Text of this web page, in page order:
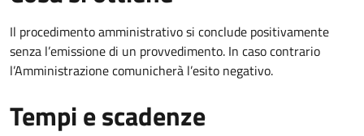
Il procedimento amministrativo si conclude positivamente
senza l’emissione di un provvedimento. In caso contrario
l’Amministrazione comunicherà l’esito negativo.
Tempi e scadenze